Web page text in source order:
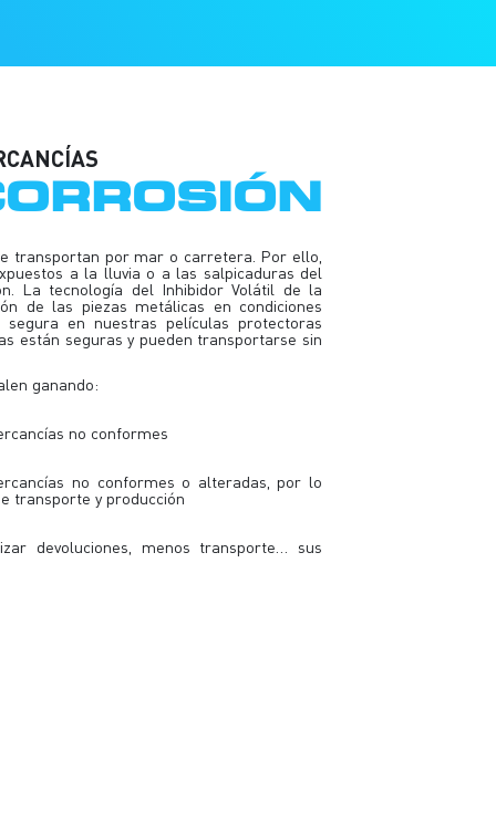
transportan por mar o carretera. Por ello,
a la lluvia o a las salpicaduras del
La tecnología del Inhibidor Volátil de la
de las piezas metálicas en condiciones
en nuestras películas protectoras
están seguras y pueden transportarse sin
ganando:
no conformes
no conformes o alteradas, por lo
transporte y producción
devoluciones, menos transporte… sus